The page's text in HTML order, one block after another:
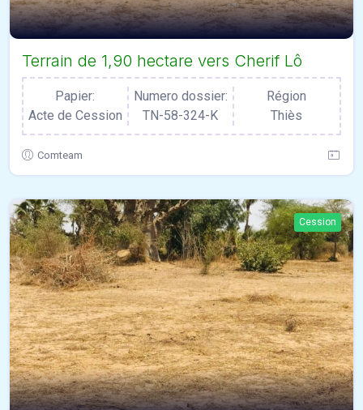
Terrain de 1,90 hectare vers Cherif Lô
Papier:
Acte de Cession
Numero dossier:
TN-58-324-K
Région
Thiès
Comteam
Cession